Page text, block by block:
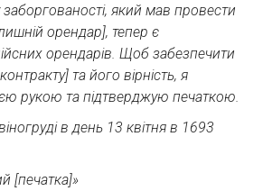
заборгованості, який мав провести
орендар], тепер є
орендарів. Щоб забезпечити
та його вірність, я
рукою та підтверджую печаткою.
в день 13 квітня в 1693
[печатка]»